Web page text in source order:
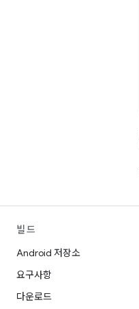
빌드
Android 저장소
요구사항
다운로드